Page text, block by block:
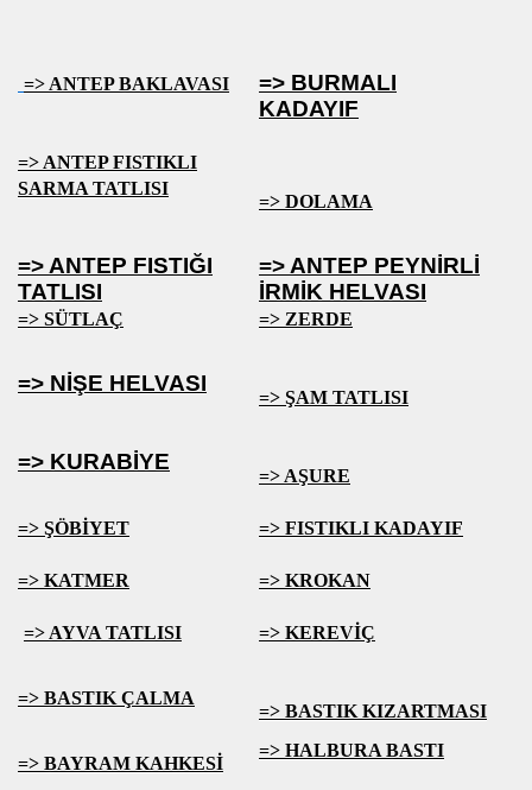
=> ANTEP BAKLAVASI
=> BURMALI
KADAYIF
=> ANTEP FISTIKLI
SARMA TATLISI
=> DOLAMA
=> ANTEP FISTIĞI
TATLISI
=> ANTEP PEYNİRLİ
İRMİK HELVASI
=> SÜTLAÇ => ZERDE
=> NİŞE HELVASI
=> ŞAM TATLISI
=> KURABİYE
=> AŞURE
=> ŞÖBİYET => FISTIKLI KADAYIF
=> KATMER => KROKAN
=> AYVA TATLISI => KEREVİÇ
=> BASTIK ÇALMA
=> BASTIK KIZARTMASI
=> BAYRAM KAHKESİ
=> HALBURA BASTI